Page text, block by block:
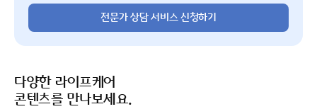
전문가 상담 서비스 신청하기
다양한 라이프케어
콘텐츠를 만나보세요.